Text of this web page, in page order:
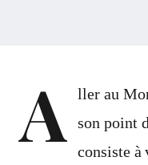
A
ller au
son point
consiste à